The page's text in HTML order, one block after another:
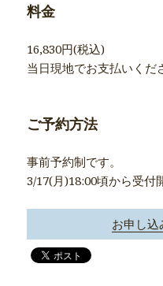
料金
16,830円(税込)
当日現地でお支払いくだ
ご予約方法
事前予約制です。
3/17(月)18:00頃から受付
お申し込